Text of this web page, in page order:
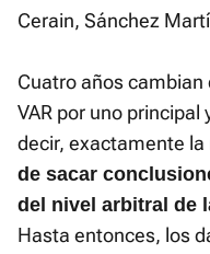
Cerain, Sánchez
Cuatro años cambian
VAR por uno principal
decir, exactamente la
de sacar
del nivel arbitral de
Hasta entonces, los